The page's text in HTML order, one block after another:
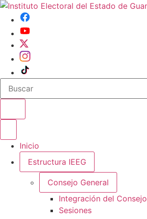
Buscar en el sitio
Inicio
Estructura IEEG
Consejo General
Integración del Consejo
Sesiones